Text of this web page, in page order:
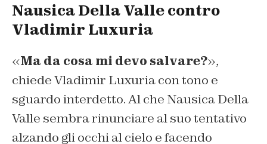
Nausica Della Valle contro
Vladimir Luxuria
«Ma da cosa mi devo salvare?»,
chiede Vladimir Luxuria con tono e
sguardo interdetto. Al che Nausica Della
Valle sembra rinunciare al suo tentativo
alzando gli occhi al cielo e facendo